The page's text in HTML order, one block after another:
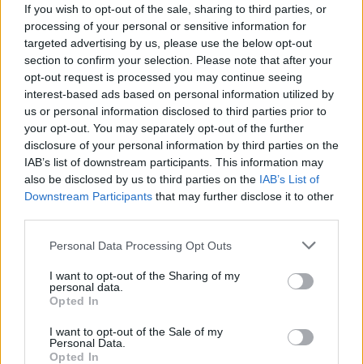
If you wish to opt-out of the sale, sharing to third parties, or
processing of your personal or sensitive information for
targeted advertising by us, please use the below opt-out
section to confirm your selection. Please note that after your
opt-out request is processed you may continue seeing
interest-based ads based on personal information utilized by
us or personal information disclosed to third parties prior to
your opt-out. You may separately opt-out of the further
disclosure of your personal information by third parties on the
IAB’s list of downstream participants. This information may
also be disclosed by us to third parties on the IAB’s List of
Downstream Participants that may further disclose it to other
Please note that this website/app uses one or more Google
not limited to your visit or usage behaviour. You may click to
grant or deny consent to Google and its third-party tags to
use your data for below specified purposes in below Google
consent section.
Personal Data Processing Opt Outs
I want to opt-out of the Sharing of my
personal data.
Opted In
I want to opt-out of the Sale of my
Personal Data.
Opted In
környezetet, atmoszférát, az érzelmek
összegubancolódott hálóját, melynek
szorításában sorra adják fel szárnyaló
reményeiket a spanyol remekíró hősei.
M Studio (Sepsiszentgyörgy): Garcia Lorca
háza
Nemzeti Táncszínhéz
Időpont: November 11. kedd 19:30
Helyszín: Bethlen Téri Színház
Lorca színművei alapján összeállította: Réczei
Tamás
Zene: Osvaldo Golijov
Dramaturg: Márton Imola
Jelmeztervező: György Eszter
Fénytervező: Katonka Zoltán
Rendező-koreográfus: Barta Dóra